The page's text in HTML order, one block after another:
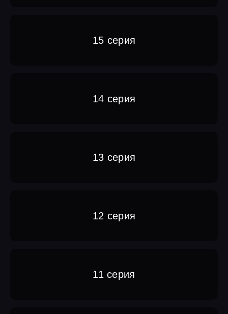
15 серия
14 серия
13 серия
12 серия
11 серия